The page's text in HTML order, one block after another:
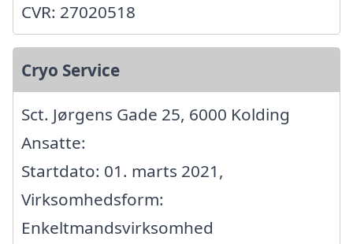
CVR: 27020518
Cryo Service
Sct. Jørgens Gade 25, 6000 Kolding
Ansatte:
Startdato: 01. marts 2021,
Virksomhedsform:
Enkeltmandsvirksomhed